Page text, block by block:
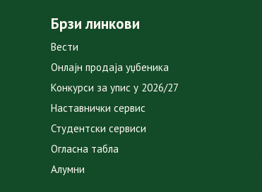
Брзи линкови
Вести
Онлајн продаја уџбеника
Конкурси за упис у 2026/27
Наставнички сервис
Студентски сервиси
Огласна табла
Алумни